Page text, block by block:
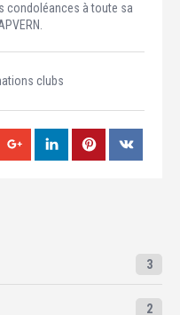
condoléances à toute sa
clubs
3
2